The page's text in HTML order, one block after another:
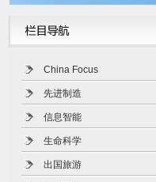
China Focus
先进制造
信息智能
生命科学
出国旅游